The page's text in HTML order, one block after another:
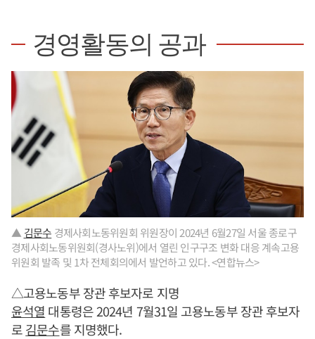
경영활동의 공과
▲ 김문수 경제사회노동위원회 위원장이 2024년 6월27일 서울 종로구
경제사회노동위원회(경사노위)에서 열린 인구구조 변화 대응 계속고용
위원회 발족 및 1차 전체회의에서 발언하고 있다. <연합뉴스>
△고용노동부 장관 후보자로 지명
윤석열 대통령은 2024년 7월31일 고용노동부 장관 후보자
로김문수를 지명했다.